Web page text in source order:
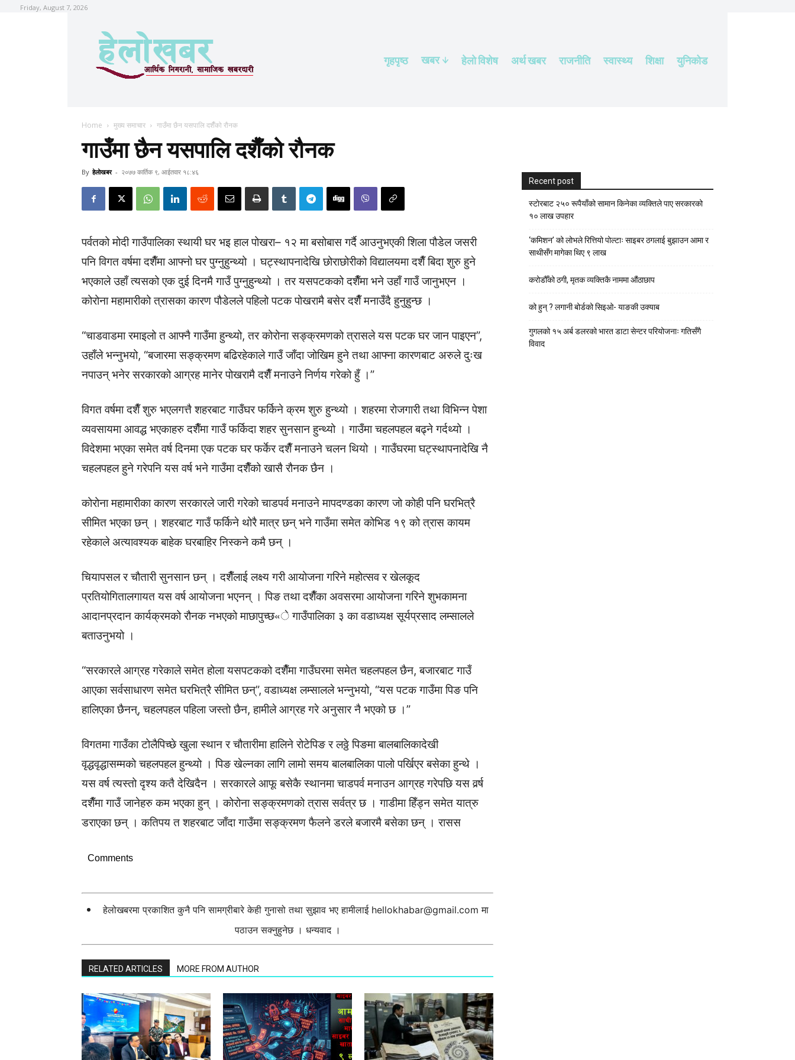
Friday, August 7, 2026
गृहपृष्ठ खबर हेलाे विशेष अर्थ खबर राजनीति स्वास्थ्य शिक्षा युनिकोड
Home मुख्य समाचार गाउँमा छैन यसपालि दशैँको रौनक
गाउँमा छैन यसपालि दशैँको रौनक
By हेलाेखबर - २०७७ कार्तिक ९, आईतवार १८:४६
पर्वतको मोदी गाउँपालिका स्थायी घर भइ हाल पोखरा– १२ मा बसोबास गर्दै आउनुभएकी शिला पौडेल जसरी
पनि विगत वर्षमा दशैँमा आफ्नो घर पुग्नुहुन्थ्यो । घट्स्थापनादेखि छोराछोरीको विद्यालयमा दशैँ बिदा शुरु हुने
भएकाले उहाँ त्यसको एक दुई दिनमै गाउँ पुग्नुहुन्थ्यो । तर यसपटकको दशैँमा भने उहाँ गाउँ जानुभएन ।
कोरोना महामारीको त्रासका कारण पौडेलले पहिलो पटक पोखरामै बसेर दशैँ मनाउँदै हुनुहुन्छ ।
“चाडवाडमा रमाइलो त आफ्नै गाउँमा हुन्थ्यो, तर कोरोना सङ्क्रमणको त्रासले यस पटक घर जान पाइएन”,
उहाँले भन्नुभयो, “बजारमा सङ्क्रमण बढिरहेकाले गाउँ जाँदा जोखिम हुने तथा आफ्ना कारणबाट अरुले दुःख
नपाउन् भनेर सरकारको आग्रह मानेर पोखरामै दशैँ मनाउने निर्णय गरेको हुँ ।”
विगत वर्षमा दशैँ शुरु भएलगत्तै शहरबाट गाउँघर फर्किने क्रम शुरु हुन्थ्यो । शहरमा रोजगारी तथा विभिन्न पेशा
व्यवसायमा आवद्ध भएकाहरु दशैँमा गाउँ फर्किदा शहर सुनसान हुन्थ्यो । गाउँमा चहलपहल बढ्ने गर्दथ्यो ।
विदेशमा भएका समेत वर्ष दिनमा एक पटक घर फर्केर दशैँ मनाउने चलन थियो । गाउँघरमा घट्स्थापनादेखि नै
चहलपहल हुने गरेपनि यस वर्ष भने गाउँमा दशैँको खासै रौनक छैन ।
कोरोना महामारीका कारण सरकारले जारी गरेको चाडपर्व मनाउने मापदण्डका कारण जो कोही पनि घरभित्रै
सीमित भएका छन् । शहरबाट गाउँ फर्किने थोरै मात्र छन् भने गाउँमा समेत कोभिड १९ को त्रास कायम
रहेकाले अत्यावश्यक बाहेक घरबाहिर निस्कने कमै छन् ।
चियापसल र चौतारी सुनसान छन् । दशैँलाई लक्ष्य गरी आयोजना गरिने महोत्सव र खेलकूद
प्रतियोगितालगायत यस वर्ष आयोजना भएनन् । पिङ तथा दशैँका अवसरमा आयोजना गरिने शुभकामना
आदानप्रदान कार्यक्रमको रौनक नभएको माछापुच्छ«े गाउँपालिका ३ का वडाध्यक्ष सूर्यप्रसाद लम्सालले
बताउनुभयो ।
“सरकारले आग्रह गरेकाले समेत होला यसपटकको दशैँमा गाउँघरमा समेत चहलपहल छैन, बजारबाट गाउँ
आएका सर्वसाधारण समेत घरभित्रै सीमित छन्”, वडाध्यक्ष लम्सालले भन्नुभयो, “यस पटक गाउँमा पिङ पनि
हालिएका छैनन्, चहलपहल पहिला जस्तो छैन, हामीले आग्रह गरे अनुसार नै भएको छ ।”
विगतमा गाउँका टोलैपिच्छे खुला स्थान र चौतारीमा हालिने रोटेपिङ र लठ्ठे पिङमा बालबालिकादेखी
वृद्धवृद्धासम्मको चहलपहल हुन्थ्यो । पिङ खेल्नका लागि लामो समय बालबालिका पालो पर्खिएर बसेका हुन्थे ।
यस वर्ष त्यस्तो दृश्य कतै देखिदैन । सरकारले आफू बसेकै स्थानमा चाडपर्व मनाउन आग्रह गरेपछि यस वर्र्ष
दशैँमा गाउँ जानेहरु कम भएका हुन् । कोरोना सङ्क्रमणको त्रास सर्वत्र छ । गाडीमा हिँड्न समेत यात्रु
डराएका छन् । कतिपय त शहरबाट जाँदा गाउँमा सङ्क्रमण फैलने डरले बजारमै बसेका छन् । रासस
Comments
हेलोखबरमा प्रकाशित कुनै पनि सामग्रीबारे केही गुनासो तथा सुझाव भए हामीलाई hellokhabar@gmail.com मा
पठाउन सक्नुहुनेछ । धन्यवाद ।
RELATED ARTICLES MORE FROM AUTHOR
Recent post
स्टाेरबाट २५० रूपैयाँको सामान किनेका व्यक्तिले पाए सरकारको
१० लाख उपहार
‘कमिशन’ को लोभले रित्तियो पोल्टाः साइबर ठगलाई बुझाउन आमा र
साथीसँग मागेका थिए ९ लाख
करोडौँको ठगी, मृतक व्यक्तिकै नाममा औंठाछाप
को हुन् ? लगानी बोर्डको सिइओ- याङकी उक्याब
गुगलको १५ अर्ब डलरको भारत डाटा सेन्टर परियोजनाः गतिसँगै
विवाद